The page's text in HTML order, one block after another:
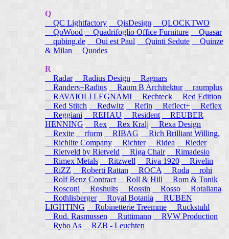
Q
QC Lightfactory
QisDesign
QLOCKTWO
QoWood Quadrifoglio Office Furniture
Quasar
qubing.de
Qui est Paul Quinti Sedute
Quinze
& Milan
Quodes
R
Radar
Radius Design
Ragnars
Randers+Radius
Raum B Architektur raumplus
RAVAIOLI LEGNAMI
Rechteck
Red Edition
Red Stitch
Redwitz Refin Reflect+
Reflex
Reggiani
REHAU Resident
REUBER
HENNING
Rex Rex Kralj
Rexa Design
Rexite
rform RIBAG
Rich Brilliant Willing.
Richlite Company
Richter Ridea
Rieder
Rietveld by Rietveld
Riga Chair
Rimadesio
Rimex Metals
Ritzwell Riva 1920
Rivelin
RiZZ
Roberti Rattan ROCA Roda
rohi
Rolf Benz Contract
Roll & Hill
Rom & Tonik
Rosconi Roshults Rossin Rosso
Rotaliana
Rothlisberger
Royal Botania
RUBEN
LIGHTING
Rubinetterie Treemme
Ruckstuhl
Rud. Rasmussen
Ruttimann
RVW Production
Rybo As
RZB - Leuchten